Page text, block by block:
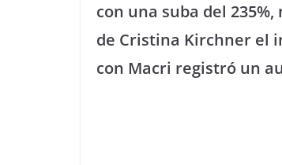
con una suba del
de Cristina Kirchner el
con Macri registró un